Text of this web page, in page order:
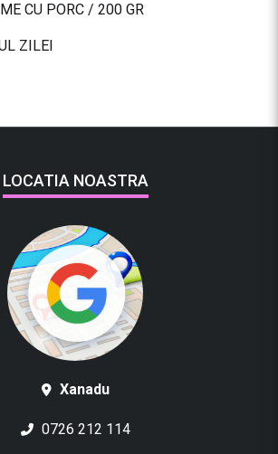
CU PORC / 200 GR
ZILEI
LOCATIA NOASTRA
Xanadu
0726 212 114